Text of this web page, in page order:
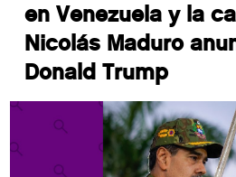
en Venezuela y la
Nicolás Maduro
Donald Trump